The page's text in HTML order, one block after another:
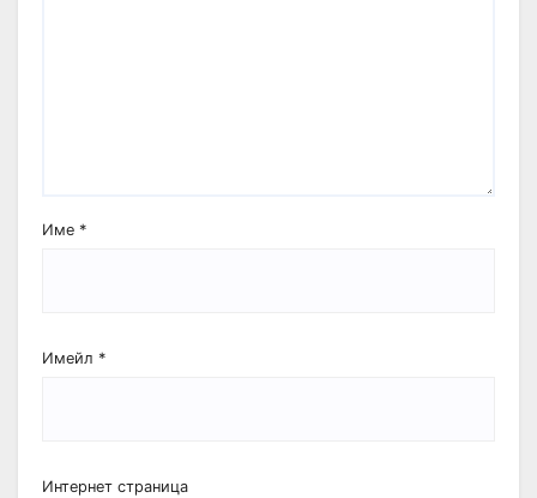
Име *
Имейл *
Интернет страница